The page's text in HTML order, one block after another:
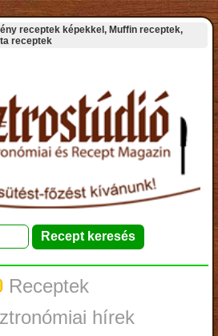
receptek képekkel, Muffin receptek,
receptek
Receptek
hírek